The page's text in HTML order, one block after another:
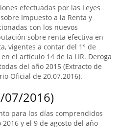
efectuadas por las Leyes
Impuesto a la Renta y
con los nuevos
sobre renta efectiva en
vigentes a contar del 1° de
el artículo 14 de la LIR. Deroga
del año 2015 (Extracto de
Oficial de 20.07.2016).
07/2016)
para los días comprendidos
y el 9 de agosto del año